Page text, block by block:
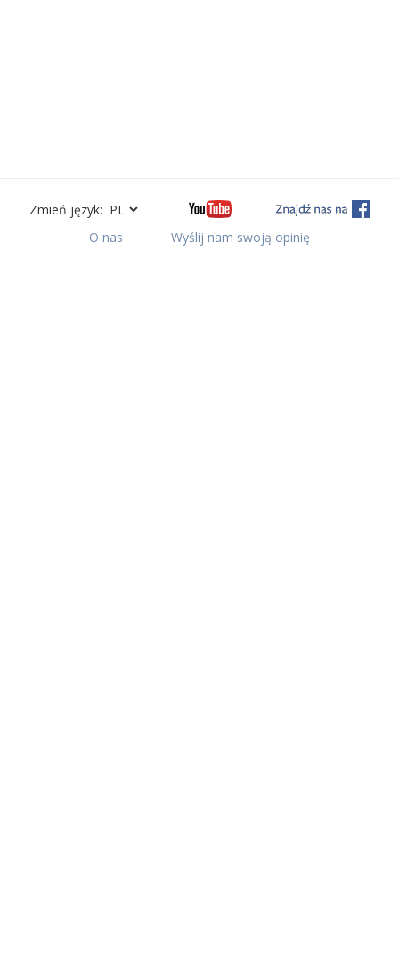
Zmień język:
O nas
Wyślij nam swoją opinię